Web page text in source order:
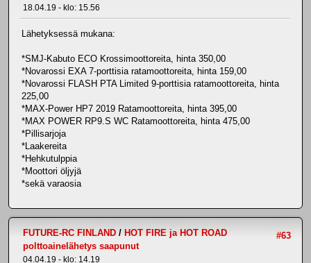
18.04.19 - klo: 15.56
Lähetyksessä mukana:
*SMJ-Kabuto ECO Krossimoottoreita, hinta 350,00
*Novarossi EXA 7-porttisia ratamoottoreita, hinta 159,00
*Novarossi FLASH PTA Limited 9-porttisia ratamoottoreita, hinta
225,00
*MAX-Power HP7 2019 Ratamoottoreita, hinta 395,00
*MAX POWER RP9.S WC Ratamoottoreita, hinta 475,00
*Pillisarjoja
*Laakereita
*Hehkutulppia
*Moottori öljyjä
*sekä varaosia
#63
FUTURE-RC FINLAND / HOT FIRE ja HOT ROAD
polttoainelähetys saapunut
04.04.19 - klo: 14.19